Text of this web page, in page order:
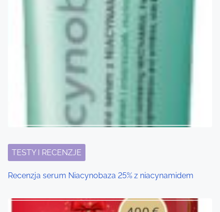
i
o
n
TESTY I RECENZJE
Recenzja serum Niacynobaza 25% z niacynamidem